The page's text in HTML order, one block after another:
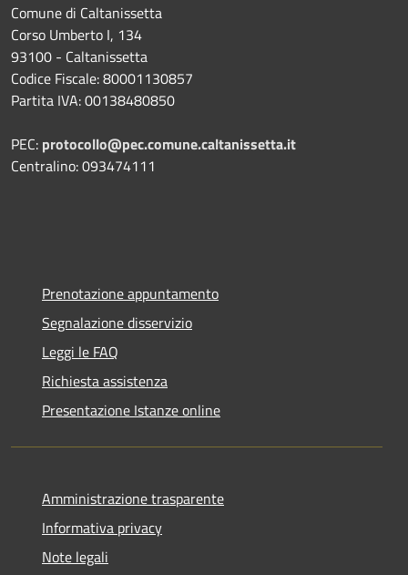
Comune di Caltanissetta
Corso Umberto I, 134
93100 - Caltanissetta
Codice Fiscale: 80001130857
Partita IVA: 00138480850
PEC: protocollo@pec.comune.caltanissetta.it
Centralino: 093474111
Prenotazione appuntamento
Segnalazione disservizio
Leggi le FAQ
Richiesta assistenza
Presentazione Istanze online
Amministrazione trasparente
Informativa privacy
Note legali